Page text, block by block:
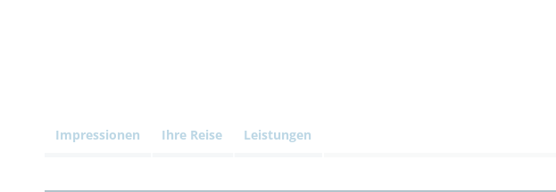
Impressionen Ihre Reise Leistungen